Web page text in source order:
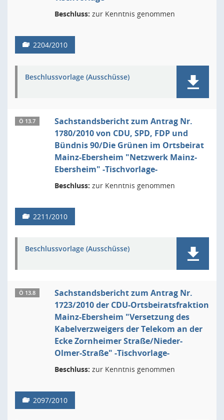
Beschluss: zur Kenntnis genommen
2204/2010
Beschlussvorlage (Ausschüsse)
Ö 13.7
Sachstandsbericht zum Antrag Nr.
1780/2010 von CDU, SPD, FDP und
Bündnis 90/Die Grünen im Ortsbeirat
Mainz-Ebersheim "Netzwerk Mainz-
Ebersheim" -Tischvorlage-
Beschluss: zur Kenntnis genommen
2211/2010
Beschlussvorlage (Ausschüsse)
Ö 13.8
Sachstandsbericht zum Antrag Nr.
1723/2010 der CDU-Ortsbeiratsfraktion
Mainz-Ebersheim "Versetzung des
Kabelverzweigers der Telekom an der
Ecke Zornheimer Straße/Nieder-
Olmer-Straße" -Tischvorlage-
Beschluss: zur Kenntnis genommen
2097/2010